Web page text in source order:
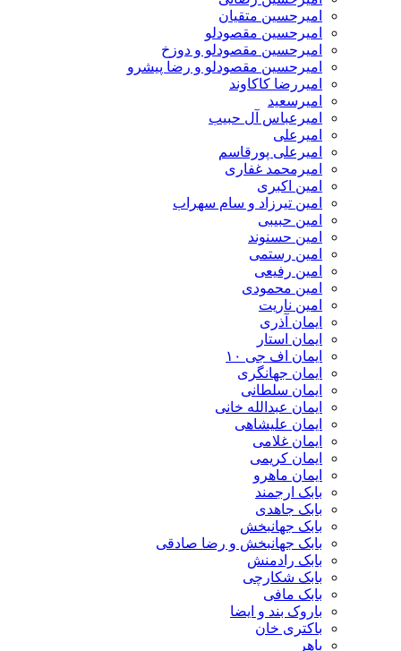
امیرحسین متقیان
امیرحسین مقصودلو
امیرحسین مقصودلو و دوزخ
امیرحسین مقصودلو و رضا پیشرو
امیررضا کاکاوند
امیرسعید
امیرعباس آل حبیب
امیرعلی
امیرعلی پورقاسم
امیرمحمد غفاری
امین اکبری
امین تیرزاد و سام سهراب
امین حبیبی
امین حسنوند
امین رستمی
امین رفیعی
امین محمودی
امین ناریت
ایمان آذری
ایمان استار
ایمان اف جی ۱۰
ایمان جهانگری
ایمان سلطانی
ایمان عبدالله خانی
ایمان علیشاهی
ایمان غلامی
ایمان کریمی
ایمان ماهرو
بابک ارجمند
بابک جاهدی
بابک جهانبخش
بابک جهانبخش و رضا صادقی
بابک رادمنش
بابک شکارچی
بابک مافی
باروک بند و ایضا
باکتری خان
باهر